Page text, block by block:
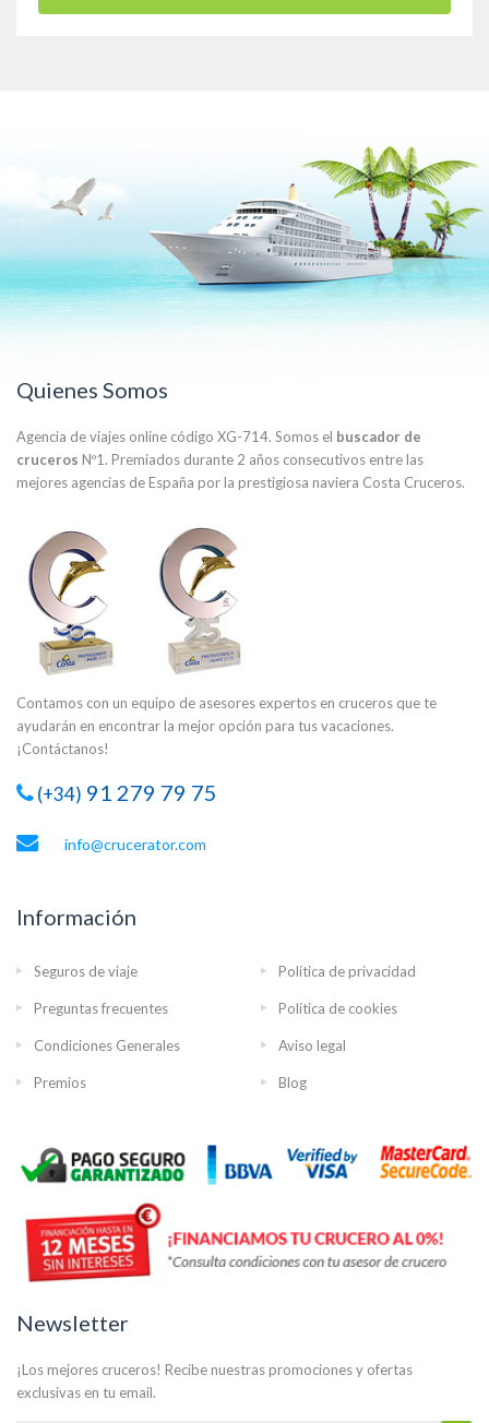
Quienes Somos
Agencia de viajes online código XG-714. Somos el buscador de
cruceros Nº1. Premiados durante 2 años consecutivos entre las
mejores agencias de España por la prestigiosa naviera Costa Cruceros.
Contamos con un equipo de asesores expertos en cruceros que te
ayudarán en encontrar la mejor opción para tus vacaciones.
¡Contáctanos!
(+34) 91 279 79 75
info@crucerator.com
Información
Seguros de viaje Política de privacidad
Preguntas frecuentes Política de cookies
Condiciones Generales Aviso legal
Premios Blog
Newsletter
¡Los mejores cruceros! Recibe nuestras promociones y ofertas
exclusivas en tu email.